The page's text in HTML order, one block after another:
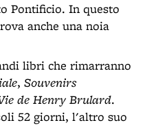
Pontificio. In questo
anche una noia
libri che rimarranno
, Souvenirs
de Henry Brulard.
52 giorni, l'altro suo